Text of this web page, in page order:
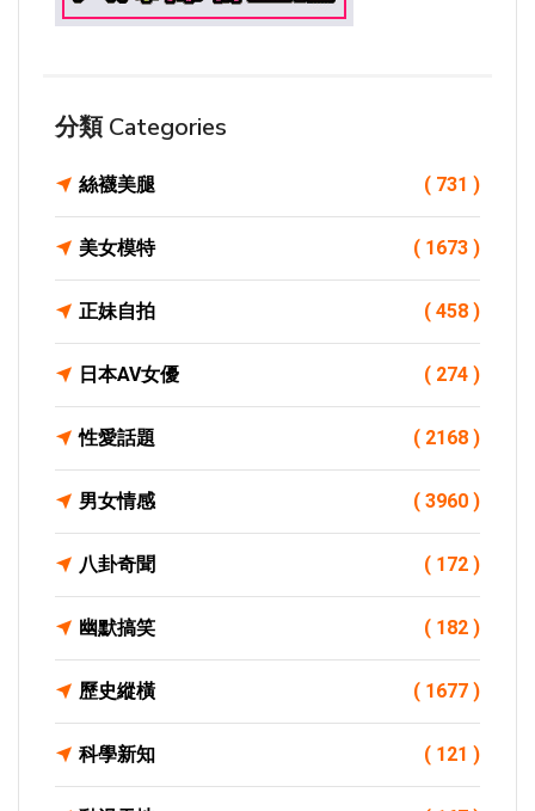
分類 Categories
絲襪美腿 ( 731 )
美女模特 ( 1673 )
正妹自拍 ( 458 )
日本AV女優 ( 274 )
性愛話題 ( 2168 )
男女情感 ( 3960 )
八卦奇聞 ( 172 )
幽默搞笑 ( 182 )
歷史縱橫 ( 1677 )
科學新知 ( 121 )